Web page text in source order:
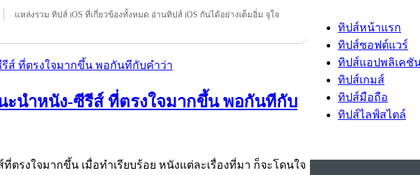
แหล่งรวม ทิปส์ iOS ที่เกี่ยวข้องทั้งหมด อ่านทิปส์ iOS กันได้อย่างเต็มอิ่ม จุใจ
ะนำหนัง-ซีรีส์ ที่ตรงใจมากขึ้น พอกันทีกับ
ตรงใจมากขึ้น เมื่อทำเรียบร้อย หนังแต่ละเรื่องที่มา ก็จะโดนใจ
ทิปส์หน้าแรก
ทิปส์ซอฟต์แวร์
ทิปส์แอปพลิเคชั
ทิปส์เกมส์
ทิปส์มือถือ
ทิปส์ไลฟ์สไตล์